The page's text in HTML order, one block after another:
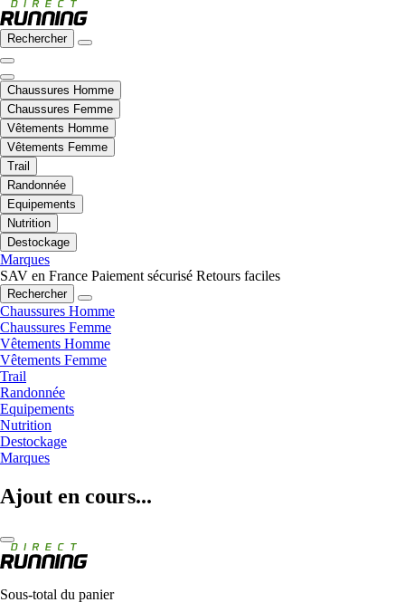
Rechercher
Chaussures Homme
Chaussures Femme
Vêtements Homme
Vêtements Femme
Trail
Randonnée
Equipements
Nutrition
Destockage
Marques
SAV en France Paiement sécurisé Retours faciles
Rechercher
Chaussures Homme
Chaussures Femme
Vêtements Homme
Vêtements Femme
Trail
Randonnée
Equipements
Nutrition
Destockage
Marques
Ajout en cours...
Sous-total du panier